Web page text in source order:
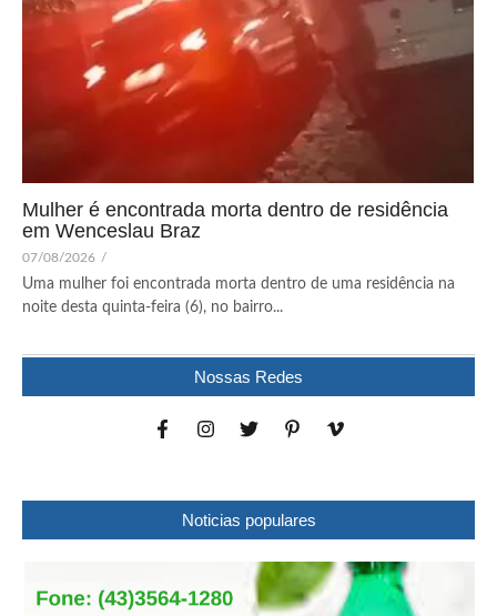
Mulher é encontrada morta dentro de residência
em Wenceslau Braz
07/08/2026 /
Uma mulher foi encontrada morta dentro de uma residência na
noite desta quinta-feira (6), no bairro...
Nossas Redes
Noticias populares